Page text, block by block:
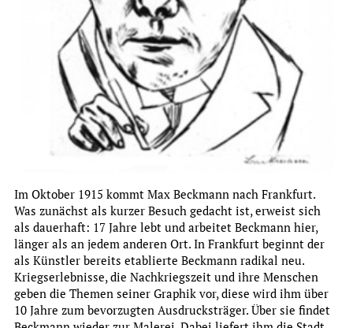
Im Oktober 1915 kommt Max Beckmann nach Frankfurt.
Was zunächst als kurzer Besuch gedacht ist, erweist sich
als dauerhaft: 17 Jahre lebt und arbeitet Beckmann hier,
länger als an jedem anderen Ort. In Frankfurt beginnt der
als Künstler bereits etablierte Beckmann radikal neu.
Kriegserlebnisse, die Nachkriegszeit und ihre Menschen
geben die Themen seiner Graphik vor, diese wird ihm über
10 Jahre zum bevorzugten Ausdrucksträger. Über sie findet
Institut für Stadtgeschichte
JAHRESBERICHT 2024
more